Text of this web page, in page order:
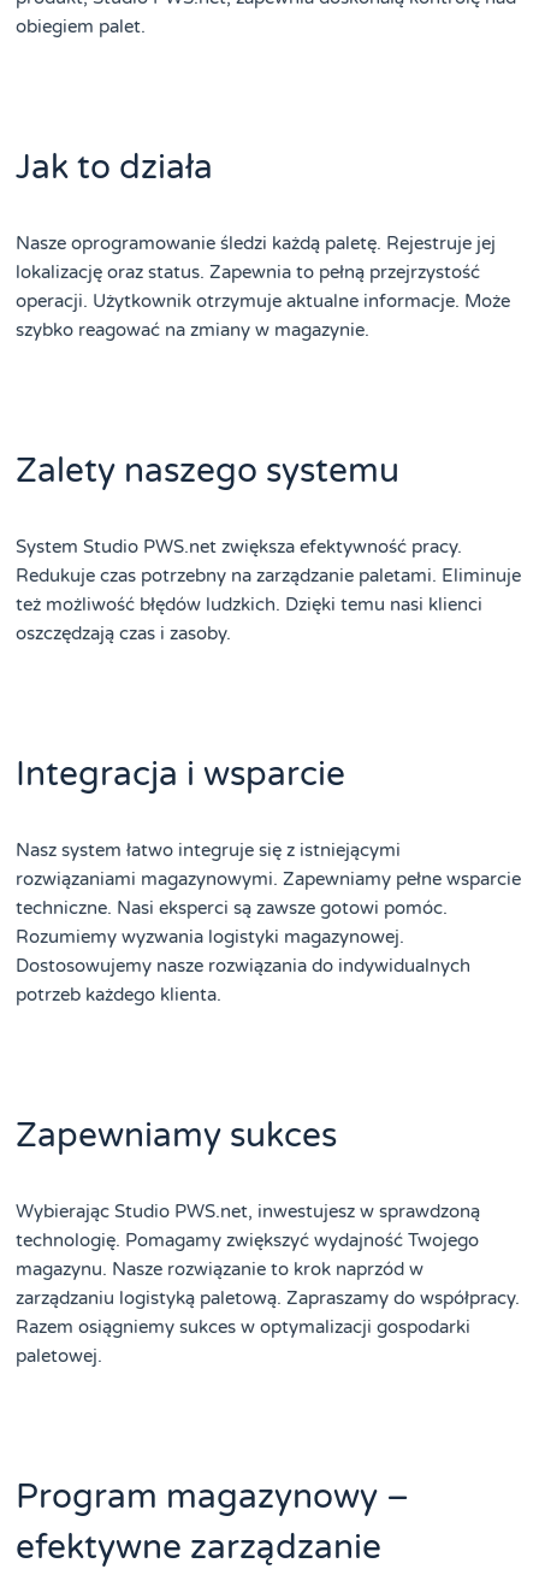
obiegiem palet.
Jak to działa
Nasze oprogramowanie śledzi każdą paletę. Rejestruje jej
lokalizację oraz status. Zapewnia to pełną przejrzystość
operacji. Użytkownik otrzymuje aktualne informacje. Może
szybko reagować na zmiany w magazynie.
Zalety naszego systemu
System Studio PWS.net zwiększa efektywność pracy.
Redukuje czas potrzebny na zarządzanie paletami. Eliminuje
też możliwość błędów ludzkich. Dzięki temu nasi klienci
oszczędzają czas i zasoby.
Integracja i wsparcie
Nasz system łatwo integruje się z istniejącymi
rozwiązaniami magazynowymi. Zapewniamy pełne wsparcie
techniczne. Nasi eksperci są zawsze gotowi pomóc.
Rozumiemy wyzwania logistyki magazynowej.
Dostosowujemy nasze rozwiązania do indywidualnych
potrzeb każdego klienta.
Zapewniamy sukces
Wybierając Studio PWS.net, inwestujesz w sprawdzoną
technologię. Pomagamy zwiększyć wydajność Twojego
magazynu. Nasze rozwiązanie to krok naprzód w
zarządzaniu logistyką paletową. Zapraszamy do współpracy.
Razem osiągniemy sukces w optymalizacji gospodarki
paletowej.
Program magazynowy –
efektywne zarządzanie